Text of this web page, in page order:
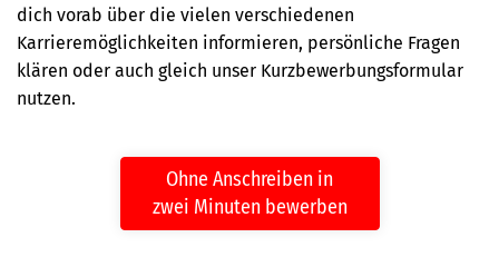
dich vorab über die vielen verschiedenen
Karrieremöglichkeiten informieren, persönliche Fragen
klären oder auch gleich unser Kurzbewerbungsformular
nutzen.
Ohne Anschreiben in
zwei Minuten bewerben